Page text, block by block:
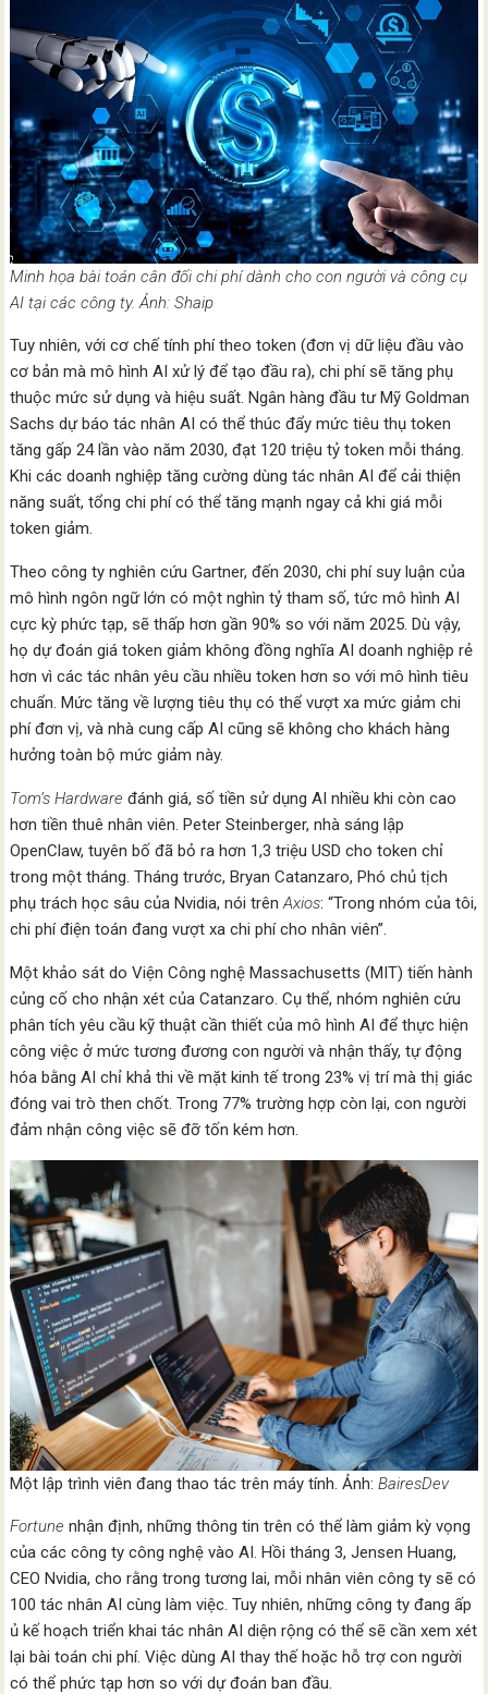
Minh họa bài toán cân đối chi phí dành cho con người và công cụ
AI tại các công ty. Ảnh: Shaip
Tuy nhiên, với cơ chế tính phí theo token (đơn vị dữ liệu đầu vào
cơ bản mà mô hình AI xử lý để tạo đầu ra), chi phí sẽ tăng phụ
thuộc mức sử dụng và hiệu suất. Ngân hàng đầu tư Mỹ Goldman
Sachs dự báo tác nhân AI có thể thúc đẩy mức tiêu thụ token
tăng gấp 24 lần vào năm 2030, đạt 120 triệu tỷ token mỗi tháng.
Khi các doanh nghiệp tăng cường dùng tác nhân AI để cải thiện
năng suất, tổng chi phí có thể tăng mạnh ngay cả khi giá mỗi
token giảm.
Theo công ty nghiên cứu Gartner, đến 2030, chi phí suy luận của
mô hình ngôn ngữ lớn có một nghìn tỷ tham số, tức mô hình AI
cực kỳ phức tạp, sẽ thấp hơn gần 90% so với năm 2025. Dù vậy,
họ dự đoán giá token giảm không đồng nghĩa AI doanh nghiệp rẻ
hơn vì các tác nhân yêu cầu nhiều token hơn so với mô hình tiêu
chuẩn. Mức tăng về lượng tiêu thụ có thể vượt xa mức giảm chi
phí đơn vị, và nhà cung cấp AI cũng sẽ không cho khách hàng
hưởng toàn bộ mức giảm này.
Tom’s Hardware đánh giá, số tiền sử dụng AI nhiều khi còn cao
hơn tiền thuê nhân viên. Peter Steinberger, nhà sáng lập
OpenClaw, tuyên bố đã bỏ ra hơn 1,3 triệu USD cho token chỉ
trong một tháng. Tháng trước, Bryan Catanzaro, Phó chủ tịch
phụ trách học sâu của Nvidia, nói trênAxios: “Trong nhóm của tôi,
chi phí điện toán đang vượt xa chi phí cho nhân viên”.
Một khảo sát do Viện Công nghệ Massachusetts (MIT) tiến hành
củng cố cho nhận xét của Catanzaro. Cụ thể, nhóm nghiên cứu
phân tích yêu cầu kỹ thuật cần thiết của mô hình AI để thực hiện
công việc ở mức tương đương con người và nhận thấy, tự động
hóa bằng AI chỉ khả thi về mặt kinh tế trong 23% vị trí mà thị giác
đóng vai trò then chốt. Trong 77% trường hợp còn lại, con người
đảm nhận công việc sẽ đỡ tốn kém hơn.
Một lập trình viên đang thao tác trên máy tính. Ảnh:BairesDev
Fortunenhận định, những thông tin trên có thể làm giảm kỳ vọng
của các công ty công nghệ vào AI. Hồi tháng 3, Jensen Huang,
CEO Nvidia, cho rằng trong tương lai, mỗi nhân viên công ty sẽ có
100 tác nhân AI cùng làm việc. Tuy nhiên, những công ty đang ấp
ủ kế hoạch triển khai tác nhân AI diện rộng có thể sẽ cần xem xét
lại bài toán chi phí. Việc dùng AI thay thế hoặc hỗ trợ con người
có thể phức tạp hơn so với dự đoán ban đầu.